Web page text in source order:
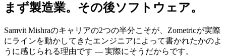
まず製造業。その後ソフトウェア。
Samvit Mishraのキャリアの2つの半分こそが、Zometricが実際
にラインを動かしてきたエンジニアによって書かれたかのよ
うに感じられる理由です — 実際にそうだからです。